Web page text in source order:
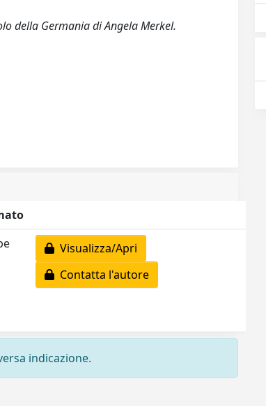
della Germania di Angela Merkel.
Visualizza/Apri
Contatta l'autore
indicazione.